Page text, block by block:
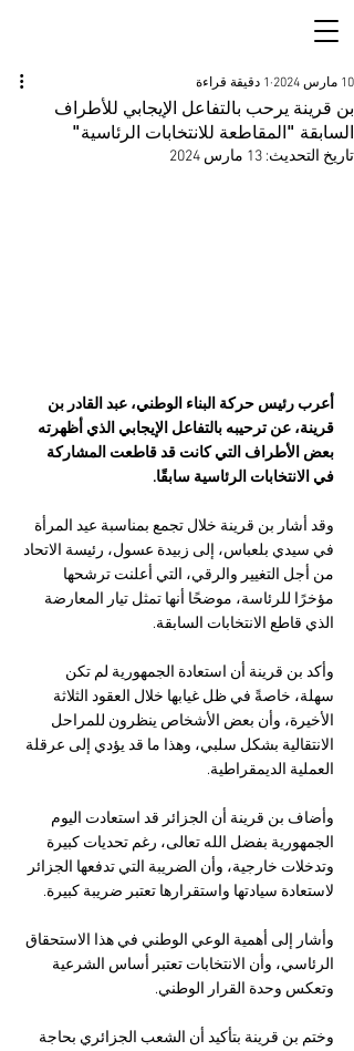
بن قرينة يرحب بالتفاعل الإيجابي للأطراف
السابقة "المقاطعة للانتخابات الرئاسية"
10 مارس 2024 1 دقيقة قراءة
تاريخ التحديث: 13 مارس 2024
أعرب رئيس حركة البناء الوطني، عبد القادر بن
قرينة، عن ترحيبه بالتفاعل الإيجابي الذي أظهرته
بعض الأطراف التي كانت قد قاطعت المشاركة
في الانتخابات الرئاسية سابقًا.
وقد أشار بن قرينة خلال تجمع بمناسبة عيد المرأة
في سيدي بلعباس، إلى زبيدة عسول، رئيسة الاتحاد
من أجل التغيير والرقي، التي أعلنت ترشحها
مؤخرًا للرئاسة، موضحًا أنها تمثل تيار المعارضة
الذي قاطع الانتخابات السابقة.
وأكد بن قرينة أن استعادة الجمهورية لم تكن
سهلة، خاصةً في ظل غيابها خلال العقود الثلاثة
الأخيرة، وأن بعض الأشخاص ينظرون للمراحل
الانتقالية بشكل سلبي، وهذا ما قد يؤدي إلى عرقلة
العملية الديمقراطية.
وأضاف بن قرينة أن الجزائر قد استعادت اليوم
الجمهورية بفضل الله تعالى، رغم تحديات كبيرة
وتدخلات خارجية، وأن الضريبة التي تدفعها الجزائر
لاستعادة سيادتها واستقرارها تعتبر ضريبة كبيرة.
وأشار إلى أهمية الوعي الوطني في هذا الاستحقاق
الرئاسي، وأن الانتخابات تعتبر أساس الشرعية
وتعكس وحدة القرار الوطني.
وختم بن قرينة بتأكيد أن الشعب الجزائري بحاجة